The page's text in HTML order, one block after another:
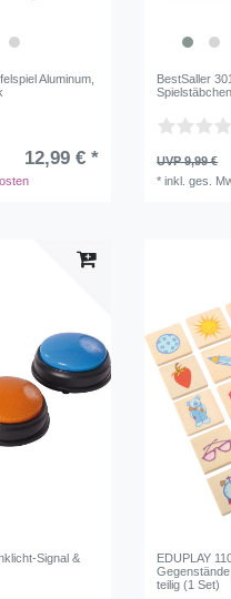
Aluminum,
12,99 € *
BestSaller
UVP 9,99 €
*inkl. ges.
Signal &
EDUPLAY
teilig (1 Set)